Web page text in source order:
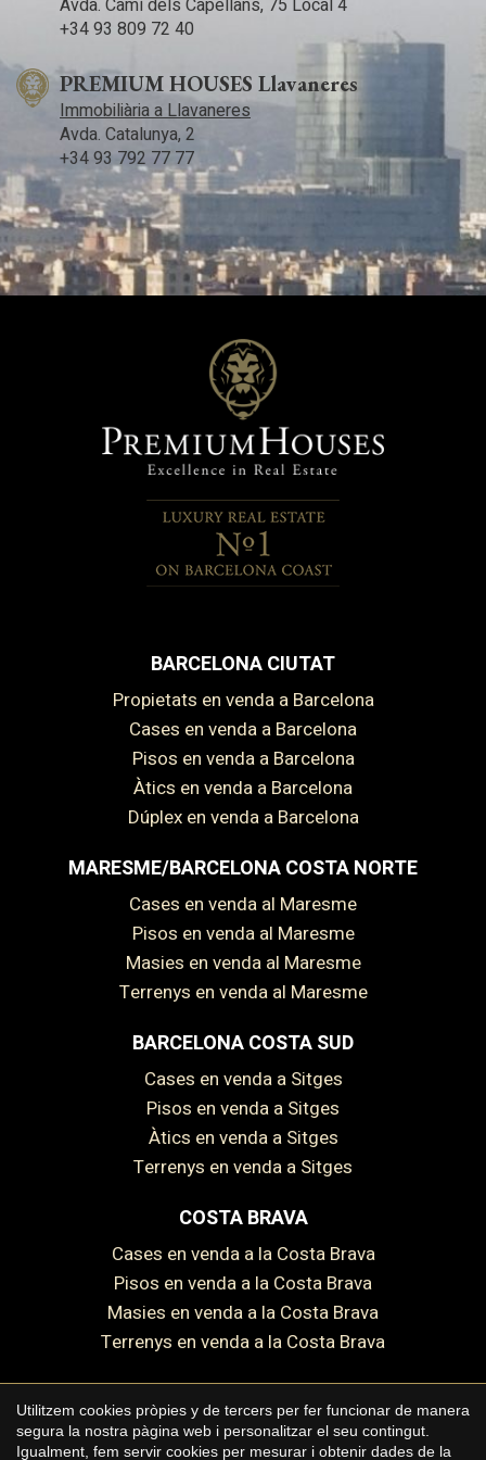
separació a vial mínima de 10 m amb una distància real de 13,4
m; i separació a límits mínima de 5 m amb una distància real de
Avda. Camí­ dels Capellans, 75 Local 4
+34 93 809 72 40
PREMIUM HOUSES Llavaneres
Immobiliària a Llavaneres
Avda. Catalunya, 2
+34 93 792 77 77
BARCELONA CIUTAT
Propietats en venda a Barcelona
Cases en venda a Barcelona
Pisos en venda a Barcelona
Àtics en venda a Barcelona
Dúplex en venda a Barcelona
MARESME/BARCELONA COSTA NORTE
Cases en venda al Maresme
Pisos en venda al Maresme
Masies en venda al Maresme
Terrenys en venda al Maresme
BARCELONA COSTA SUD
Cases en venda a Sitges
Pisos en venda a Sitges
Àtics en venda a Sitges
Terrenys en venda a Sitges
COSTA BRAVA
Cases en venda a la Costa Brava
Pisos en venda a la Costa Brava
Masies en venda a la Costa Brava
Terrenys en venda a la Costa Brava
Copyright © 2026 Premium Houses
Utilitzem cookies pròpies y de tercers per fer funcionar de manera
segura la nostra pàgina web i personalitzar el seu contingut.
Igualment, fem servir cookies per mesurar i obtenir dades de la
Guardar configuració Acceptar totes